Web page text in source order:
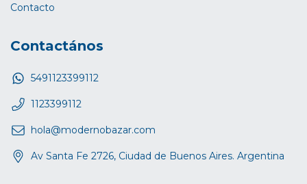
Contacto
Contactános
5491123399112
1123399112
hola@modernobazar.com
Av Santa Fe 2726, Ciudad de Buenos Aires. Argentina